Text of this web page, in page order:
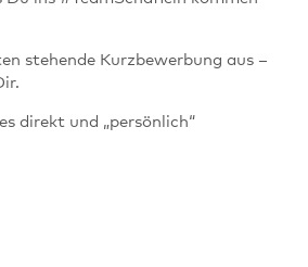
stehende Kurzbewerbung aus –
direkt und „persönlich“